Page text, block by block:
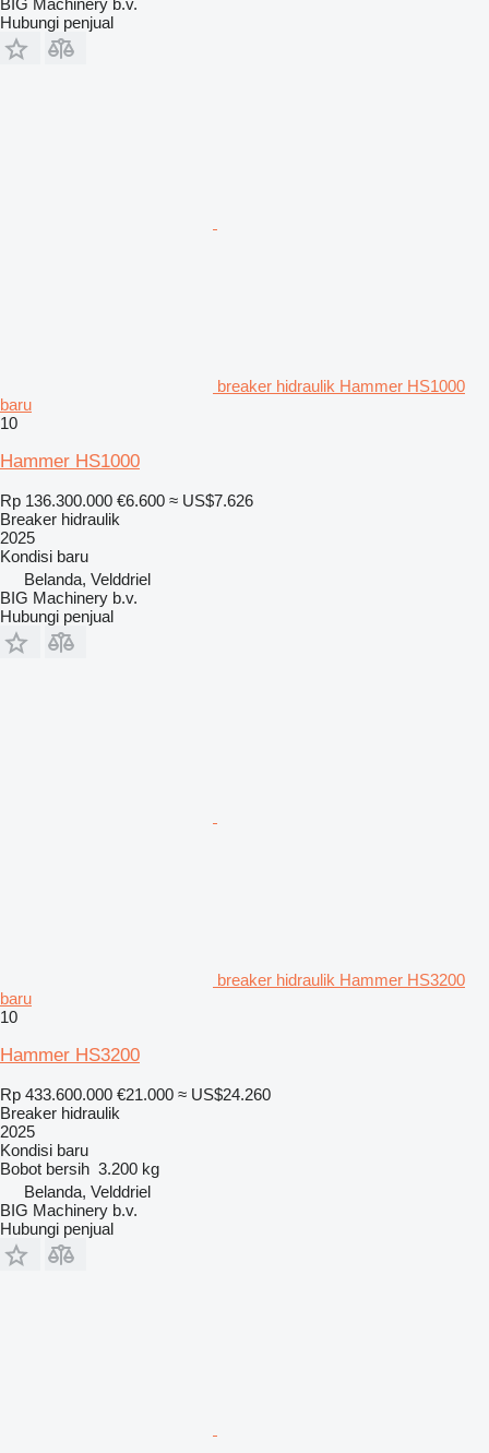
Hubungi penjual
breaker hidraulik Hammer HS1000
baru
10
Hammer HS1000
Rp 136.300.000 €6.600 ≈ US$7.626
Breaker hidraulik
2025
Kondisi baru
Belanda, Velddriel
BIG Machinery b.v.
Hubungi penjual
breaker hidraulik Hammer HS3200
baru
10
Hammer HS3200
Rp 433.600.000 €21.000 ≈ US$24.260
Breaker hidraulik
2025
Kondisi baru
Bobot bersih 3.200 kg
Belanda, Velddriel
BIG Machinery b.v.
Hubungi penjual